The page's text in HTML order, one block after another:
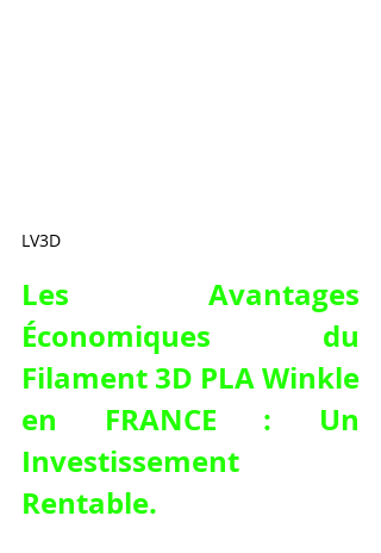
LV3D
Les Avantages
Économiques du
Filament 3D PLA Winkle
en FRANCE : Un
Investissement
Rentable.